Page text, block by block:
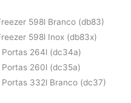
598l Branco (db83)
598l Inox (db83x)
264l (dc34a)
260l (dc35a)
332l Branco (dc37)